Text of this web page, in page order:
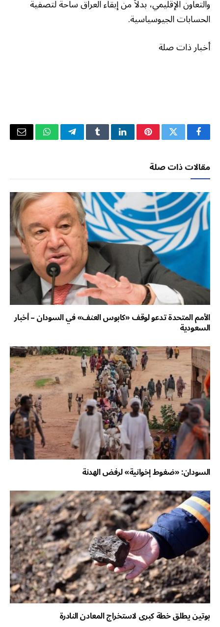
والتعاون الإقليمي، بدلاً من إبقاء العراق ساحة لتصفية
الحسابات الجيوسياسية.
أخبار ذات صلة
فيسبوكتويتر بينتيريستلينكدإنTumblrتيلقرامواتسابالبريد
مقالات ذات صلة
الأمم المتحدة تدعو لوقف «كابوس العنف» في السودان – أخبار
السعودية
السودان: «ضغوط إخوانية» لرفض الهدنة
بوتين يطلق خطة كبرى لاستخراج المعادن النادرة